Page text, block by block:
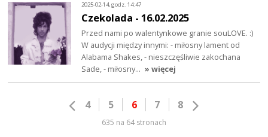
2025-02-14, godz. 14:47
Czekolada - 16.02.2025
Przed nami po walentynkowe granie souLOVE. :)
W audycji między innymi: - miłosny lament od
Alabama Shakes, - nieszczęśliwie zakochana
Sade, - miłosny… » więcej
4 5 6 7 8
635 na 64 stronach